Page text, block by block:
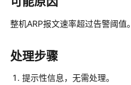
为
坤-
操
整机ARP报文速率超过告警阈值。
处理步骤
提示性信息，无需处理。